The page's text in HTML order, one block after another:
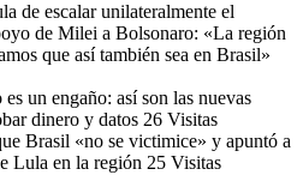
de escalar unilateralmente el
de Milei a Bolsonaro: «La región
que así también sea en Brasil»
un engaño: así son las nuevas
dinero y datos 26 Visitas
Brasil «no se victimice» y apuntó a
Lula en la región 25 Visitas